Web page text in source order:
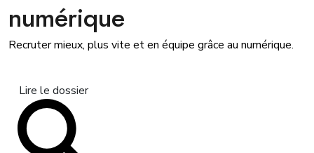
numérique
Recruter mieux, plus vite et en équipe grâce au numérique.
Lire le dossier